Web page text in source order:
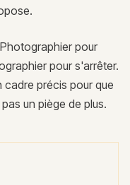
pour
pour s'arrêter.
cadre précis pour que
un piège de plus.